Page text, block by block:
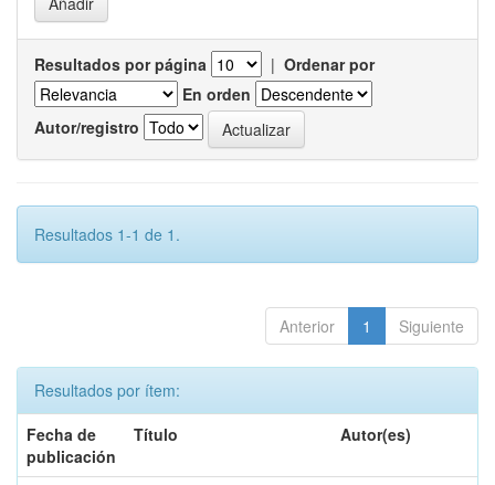
Resultados por página | Ordenar por
En orden
Autor/registro
Resultados 1-1 de 1.
Anterior 1 Siguiente
Resultados por ítem:
Fecha de
publicación
Título Autor(es)